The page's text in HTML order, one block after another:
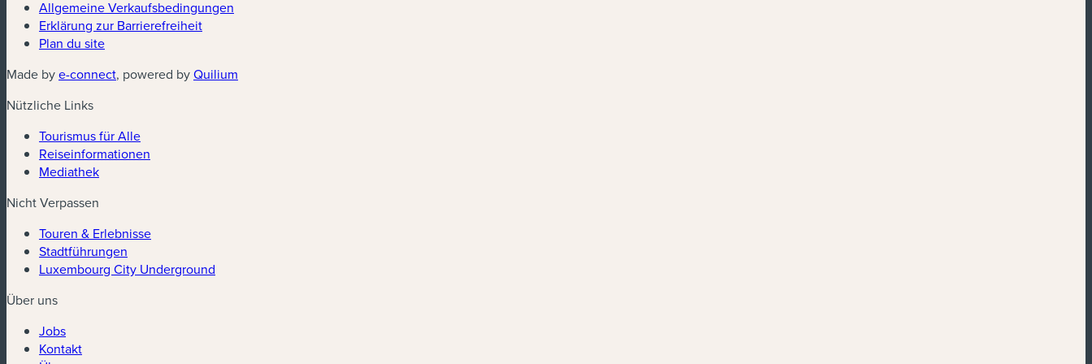
Allgemeine Verkaufsbedingungen
Erklärung zur Barrierefreiheit
Plan du site
Made bye-connect(neues Fenster)
, powered byQuilium
Nützliche Links
Tourismus für Alle
Reiseinformationen
Mediathek
Nicht Verpassen
Touren & Erlebnisse
Stadtführungen
Luxembourg City Underground
Über uns
Jobs
Kontakt